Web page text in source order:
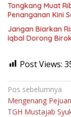
Tongkang Muat
Penanganan Kini
Jangan Biarkan
Iqbal Dorong
Post Views:
Navigasi
pos
Pos sebelumnya
Mengenang
TGH Mustajab